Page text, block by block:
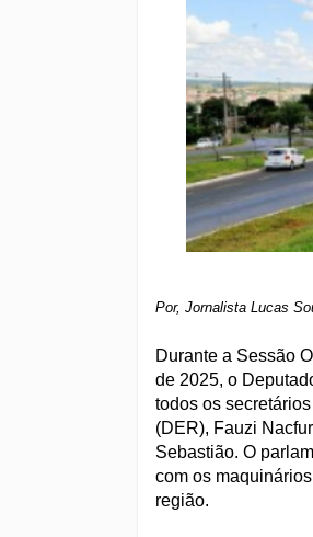
Por, Jornalista Lucas
Durante a Sessão
de 2025, o
todos os
(DER), Fauzi
Sebastião. O
com os
região.